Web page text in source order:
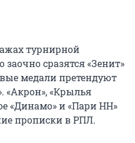
турнирной
сразятся «Зенит»
медали претендуют
«Акрон», «Крылья
«Динамо» и «Пари НН»
прописки в РПЛ.